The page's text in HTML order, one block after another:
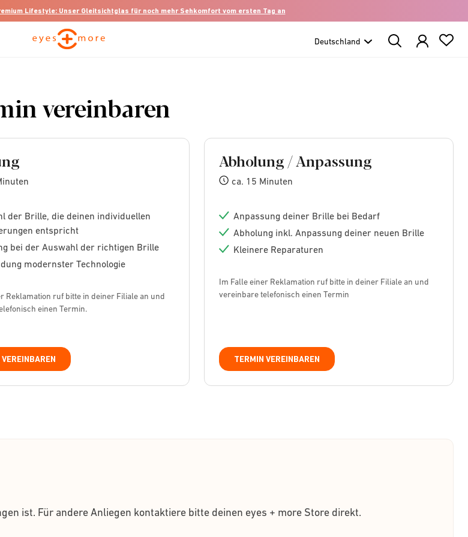
Lifestyle: Unser Gleitsichtglas für noch mehr Sehkomfort vom ersten Tag an
Search
Products
vereinbaren
der Brille, die deinen individuellen
entspricht
bei der Auswahl der richtigen Brille
modernster Technologie
Reklamation ruf bitte in deiner Filiale an und
einen Termin.
Abholung / Anpassung
ca. 15 Minuten
Anpassung deiner Brille bei Bedarf
Abholung inkl. Anpassung deiner neuen Brille
Kleinere Reparaturen
Im Falle einer Reklamation ruf bitte in deiner Filiale an und
vereinbare telefonisch einen Termin
TERMIN VEREINBAREN
ist. Für andere Anliegen kontaktiere bitte deinen eyes + more Store direkt.